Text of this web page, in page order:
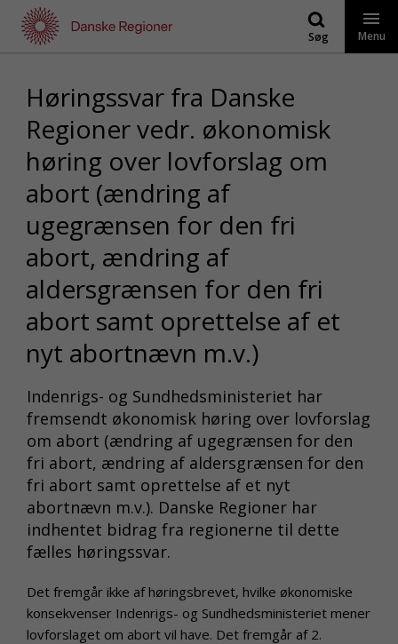
indhold
Søg Menu
Høringssvar fra Danske
Regioner vedr. økonomisk
høring over lovforslag om
abort (ændring af
ugegrænsen for den fri
abort, ændring af
aldersgrænsen for den fri
abort samt oprettelse af et
nyt abortnævn m.v.)
Indenrigs- og Sundhedsministeriet har
fremsendt økonomisk høring over lovforslag
om abort (ændring af ugegrænsen for den
fri abort, ændring af aldersgrænsen for den
fri abort samt oprettelse af et nyt
abortnævn m.v.). Danske Regioner har
indhentet bidrag fra regionerne til dette
fælles høringssvar.
Det fremgår ikke af høringsbrevet, hvilke økonomiske
konsekvenser Indenrigs- og Sundhedsministeriet mener
lovforslaget om abort vil have. Det fremgår af 2.